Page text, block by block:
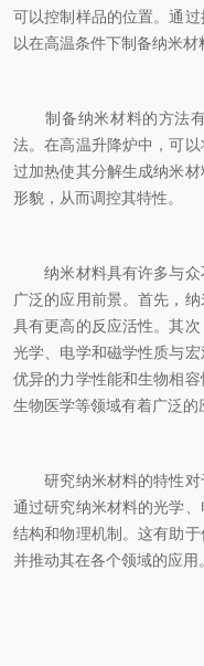
可以控制样品的位置。通
以在高温条件下制备纳米材
制备纳米材料的方法有
法。在高温升降炉中，可
过加热使其分解生成纳米
形貌，从而调控其特性。
纳米材料具有许多与众
广泛的应用前景。首先，
具有更高的反应活性。其
光学、电学和磁学性质与
优异的力学性能和生物相
生物医学等领域有着广泛的
研究纳米材料的特性对
通过研究纳米材料的光学
结构和物理机制。这有助
并推动其在各个领域的应用。